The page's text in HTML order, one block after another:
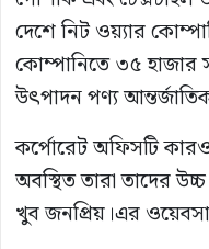
দেশে নিট ওয়্যার
কোম্পানিতে ৩৫ হাজার
উৎপাদন পণ্য
কর্পোরেট অফিসটি
অবস্থিত তারা তাদের
খুব জনপ্রিয়।এর